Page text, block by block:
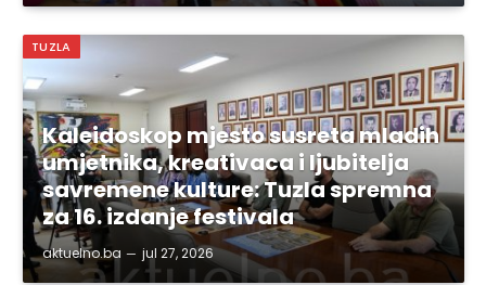
TUZLA
Kaleidoskop mjesto susreta mladih
umjetnika, kreativaca i ljubitelja
savremene kulture: Tuzla spremna
za 16. izdanje festivala
aktuelno.ba jul 27, 2026